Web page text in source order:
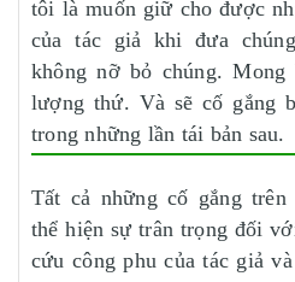
tôi là muốn giữ cho được
của tác giả khi đưa
không nỡ bỏ chúng. Mong
lượng thứ. Và sẽ cố gắng
trong những lần tái bản sau.
Tất cả những cố gắng
thể hiện sự trân trọng đối
cứu công phu của tác giả